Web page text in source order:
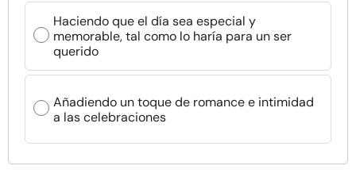
Haciendo que el día sea especial y
memorable, tal como lo haría para un ser
querido
Añadiendo un toque de romance e intimidad
a las celebraciones